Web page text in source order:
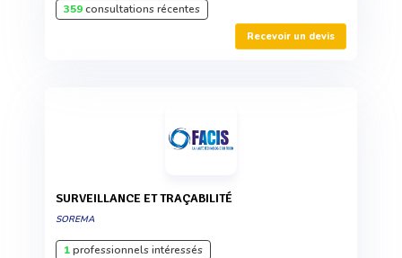
359consultations récentes
Recevoir un devis
SURVEILLANCE ET TRAÇABILITÉ
SOREMA
1professionnels intéressés